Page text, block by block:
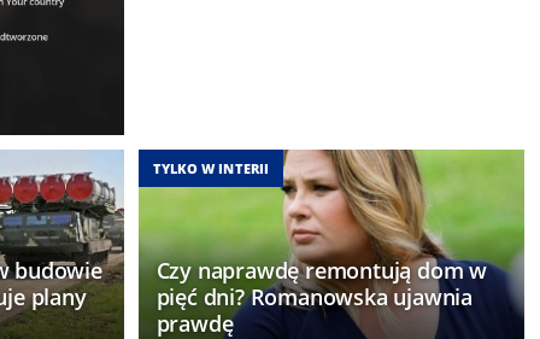
cztery
budowie
plany
TYLKO W INTERII
Czy naprawdę remontują dom w
pięć dni? Romanowska ujawnia
prawdę